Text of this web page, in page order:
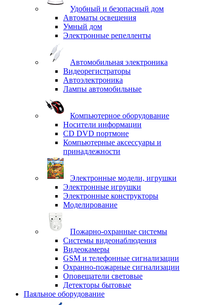
Удобный и безопасный дом
Автоматы освещения
Умный дом
Электронные репелленты
Автомобильная электроника
Видеорегистраторы
Автоэлектроника
Лампы автомобильные
Компьютерное оборудование
Носители информации
CD DVD портмоне
Компьютерные аксессуары и
принадлежности
Электронные модели, игрушки
Электронные игрушки
Электронные конструкторы
Моделирование
Пожарно-охранные системы
Системы видеонаблюдения
Видеокамеры
GSM и телефонные сигнализации
Охранно-пожарные сигнализации
Оповещатели световые
Детекторы бытовые
Паяльное оборудование